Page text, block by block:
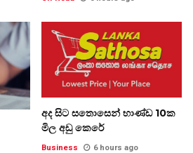
අද සිට සතොසෙන් භාණ්ඩ 10ක
මිල අඩු කෙරේ
Business 6 hours ago